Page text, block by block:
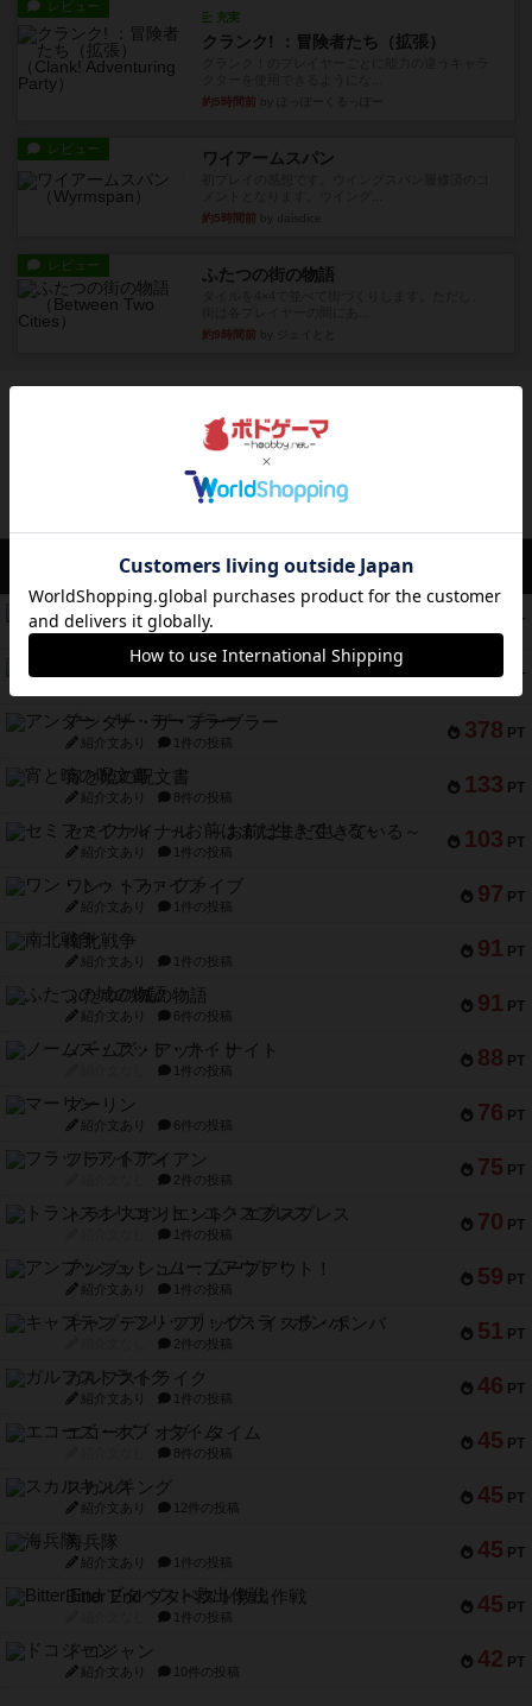
レビュー
充実
クランク! ：冒険者たち（拡張）
約5時間前
レビュー ワイアームスパン
約5時間前
レビュー ふたつの街の物語
約9時間前
ボドゲーマのアプリ版はこちら
アクセス数 急上昇中
PT
無限まちがいさがし
紹介文あり 2件の投稿
389 PT
リワイルド：サウスアメリカ
378 PT
アンダー・ザ・テーブラー
紹介文あり 1件の投稿
133 PT
宵と暁の呪文書
紹介文あり 8件の投稿
103 PT
セミファイナル ～お前はまだ生きている～
紹介文あり 1件の投稿
97 PT
ワン・トゥ・ファイブ
紹介文あり 1件の投稿
91 PT
南北戦争
紹介文あり 1件の投稿
91 PT
ふたつの城の物語
紹介文あり 6件の投稿
88 PT
ノームズ・アット・ナイト
1件の投稿
76 PT
マーリン
紹介文あり 6件の投稿
75 PT
フラットアイアン
2件の投稿
70 PT
トランスオリエント・エクスプレス
1件の投稿
59 PT
アンブッシュ！：ムーブアウト！
紹介文あり 1件の投稿
51 PT
キャプテン・フリップ：イスラ・ボンバ
2件の投稿
46 PT
ガルフストライク
紹介文あり 1件の投稿
45 PT
エコーズ・オブ・タイム
8件の投稿
45 PT
スカルキング
紹介文あり 12件の投稿
45 PT
海兵隊
紹介文あり 1件の投稿
45 PT
Bitter End ブタペスト救出作戦
1件の投稿
42 PT
ドコジャン
紹介文あり 10件の投稿